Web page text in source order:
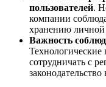
пользователей.
компании
хранению личной
Важность
сотрудничать с